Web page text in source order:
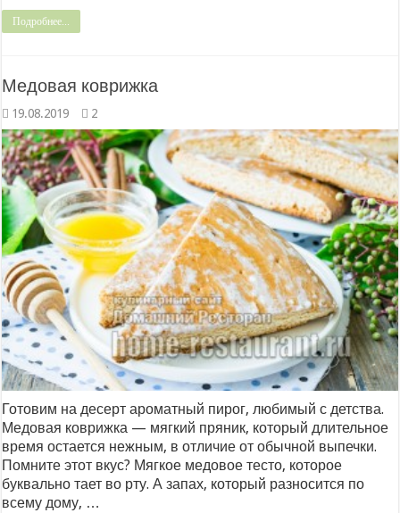
Подробнее...
Медовая коврижка
19.08.2019 2
Готовим на десерт ароматный пирог, любимый с детства.
Медовая коврижка — мягкий пряник, который длительное
время остается нежным, в отличие от обычной выпечки.
Помните этот вкус? Мягкое медовое тесто, которое
буквально тает во рту. А запах, который разносится по
всему дому, …